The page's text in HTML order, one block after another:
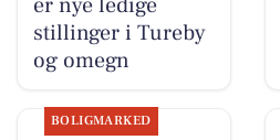
stillinger i Tureby
og omegn
BOLIGMARKED